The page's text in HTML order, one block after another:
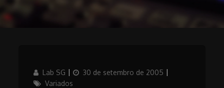
AuthorLab SG
Posted
30 de setembro de 2005
Variados